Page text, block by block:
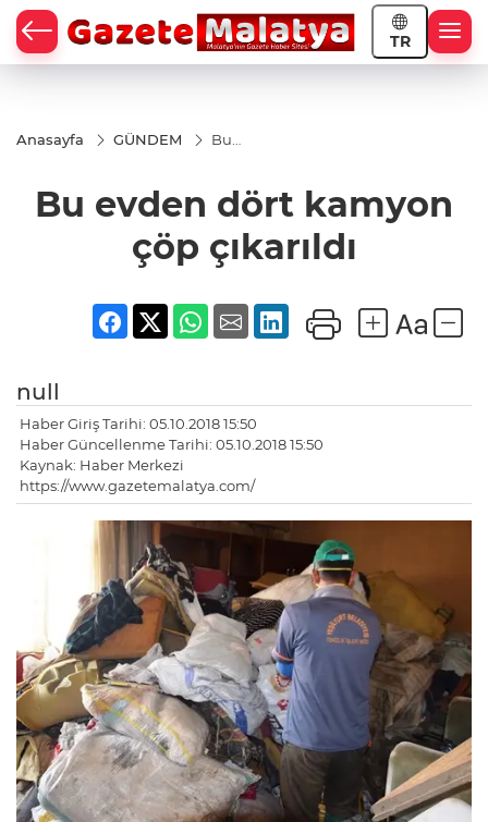
TR
Anasayfa GÜNDEM
Bu
kamyon
çöp
Bu evden dört kamyon
çöp çıkarıldı
null
Haber Giriş Tarihi: 05.10.2018 15:50
Haber Güncellenme Tarihi: 05.10.2018 15:50
Kaynak: Haber Merkezi
https://www.gazetemalatya.com/